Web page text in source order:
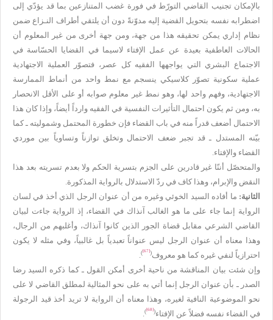
بالإمكان تجنيب القاضي التورّط في فورة غضب المتنازعين بما قد يؤدّي إلى
اضطرابه نفسه بتحويل القضية إليه مدوّنةً دون أن يلتقي أطراف النـزاع ضمن
نظام إداري يمكن تحقيقه هذا من جهة، ومن جهة أخرى من غير المعلوم أن
الحالات العاطفية بعيدة عن عمل الإفتاء لاسيما في القضايا الحسّاسة في
الاجتماع البشري التي يواجهها الفقيه كل عصر، فتصوّر العملية الاجتهادية
عملية سكونية تصوّر كلاسيكي ينسجم مع نمط واحد من أنماط الممارسة
الاجتهادية، وفهم واحد لها، وهو نمط غير معلوم صوابه أو على الأقل الانحصار
به، ومن ثم يكون احتمال التأثيرات النفسية في الفقيه وارداً أيضاً، وإذا كان هذا
الاحتمال أضعف قدراً منه في باب القضاء فإن خطورة المحتمل وشموليته ـ كما
بيّنه المستدل ـ قد تجبر ضعف الاحتمال وتخلق توازناً وتساوياً بين موردي
القضاء والإفتاء.
والمتحصّل أننّا غير قادرين على الجزم بتسرية الحكم ولا بعدم تسريته بعد هذا
النقض والإبرام، وهذا كاف في ردّ الاستدلال بالرواية المذكورة.
الثانية: ما أفاده السيد الخوئي وغيره من أن عنوان الرجل الذي أخذ في لسان
الرواية إنما جاء على ما هو الغالب آنذاك في القضاء، إذ الرواية جاءت لبيان
القاضي الشرعي مقابل قضاة الجور الذين كانوا آنذاك، وأغلبهم من الرجال،
وهذا معناه أن عنوان الرجل ليس عنواناً تعبدياً بل غالبياً، وفي مثله لا يكون
احترازياً لنفي غيره كما هو معروف(
[67]
)
وإن شئت بيان المناقشة من ناحية أخرى أمكن القول ـ كما ذكره السيد رضا
الصدر ـ بأن عنوان الرجل إنما أتي به على نحو المثالية لمطلق القاضي لا على
نحو الموضوعية النافية لغيره، وهذا معناه أن الرواية لا تريد أخذ قيد الرجولة
في القضاء نفسه فضلاً عن الإفتاء(
[68]
)